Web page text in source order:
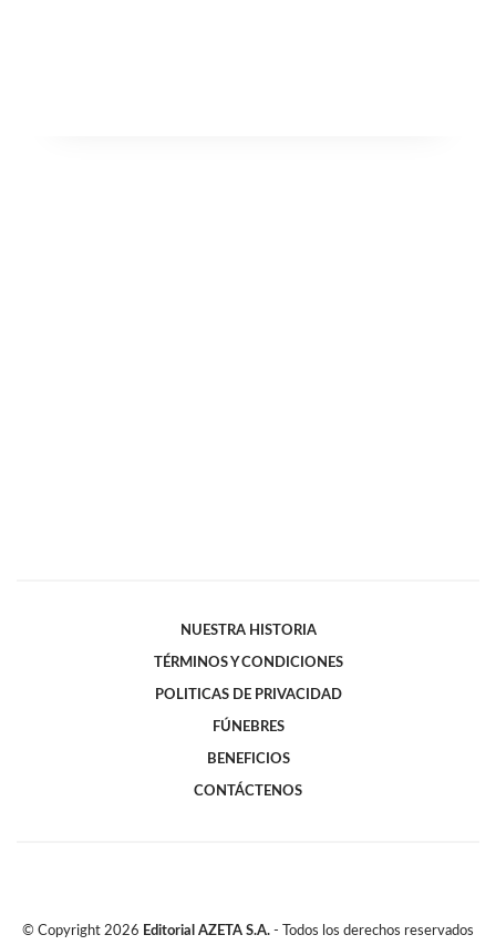
NUESTRA HISTORIA
TÉRMINOS Y CONDICIONES
POLITICAS DE PRIVACIDAD
FÚNEBRES
BENEFICIOS
CONTÁCTENOS
© Copyright 2026 Editorial AZETA S.A. - Todos los derechos reservados